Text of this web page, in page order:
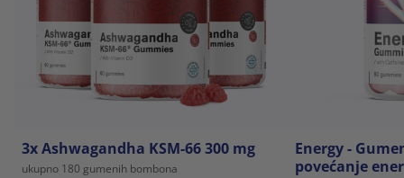
3x Ashwagandha KSM-66 300 mg
ukupno 180 gumenih bombona
Energy -
povećanje